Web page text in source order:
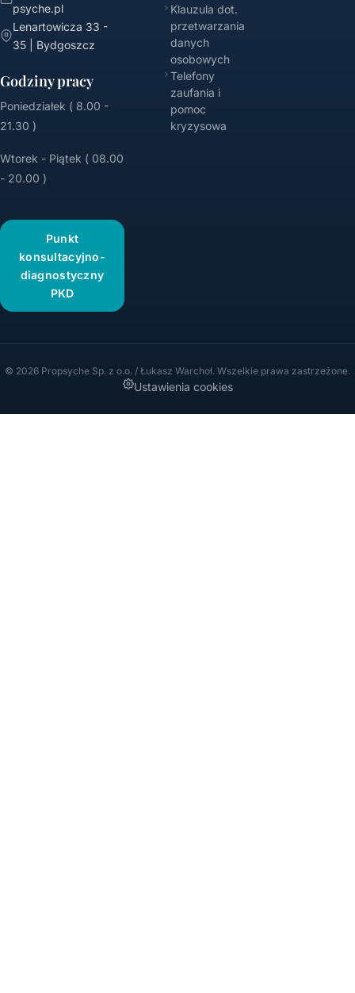
psyche.pl
Lenartowicza 33 -
35 | Bydgoszcz
Godziny pracy
Poniedziałek ( 8.00 -
21.30 )
Wtorek - Piątek ( 08.00
- 20.00 )
Punkt
konsultacyjno-
diagnostyczny
PKD
Klauzula dot.
przetwarzania
danych
osobowych
Telefony
zaufania i
pomoc
kryzysowa
© 2026 Propsyche Sp. z o.o. / Łukasz Warchoł. Wszelkie prawa zastrzeżone.
Ustawienia cookies